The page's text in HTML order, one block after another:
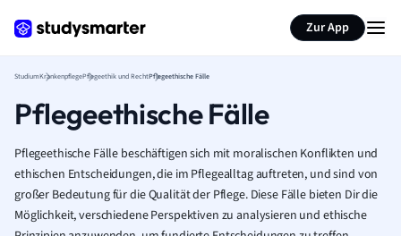
Zur App
StudiumKrankenpflegePflegeethik und RechtPflegeethische Fälle
Pflegeethische Fälle
Pflegeethische Fälle beschäftigen sich mit moralischen Konflikten und
ethischen Entscheidungen, die im Pflegealltag auftreten, und sind von
großer Bedeutung für die Qualität der Pflege. Diese Fälle bieten Dir die
Möglichkeit, verschiedene Perspektiven zu analysieren und ethische